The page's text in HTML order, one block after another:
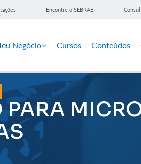
Encontre o SEBRAE
Negócio Cursos Conteúdos
PARA